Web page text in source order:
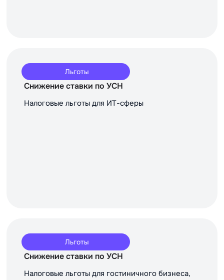
Льготы
Снижение ставки по УСН
Налоговые льготы для ИТ-сферы
Льготы
Снижение ставки по УСН
Налоговые льготы для гостиничного бизнеса,